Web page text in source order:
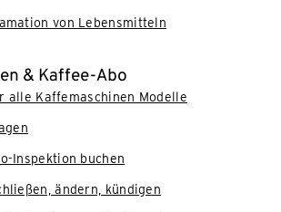
von Lebensmitteln
& Kaffee-Abo
alle Kaffemaschinen Modelle
Inspektion buchen
ändern, kündigen